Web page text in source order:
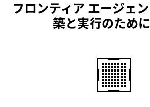
フロンティア エージェ
築と実行のため